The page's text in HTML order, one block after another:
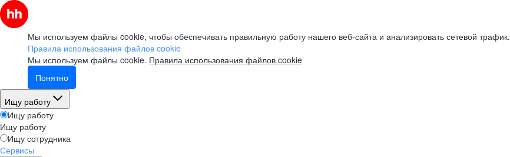
Мы используем файлы cookie, чтобы обеспечивать правильную работу нашего веб-сайта и анализировать сетевой трафик.
Правила использования файлов cookie
Мы используем файлы cookie. Правила использования файлов cookie
Понятно
Ищу работу
Ищу работу
Ищу работу
Ищу сотрудника
Сервисы